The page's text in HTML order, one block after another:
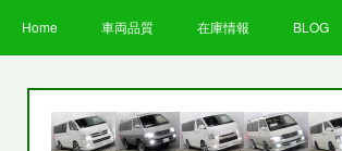
Home 車両品質 在庫情報 BLOG
お客様の声 STAFF 企業情報